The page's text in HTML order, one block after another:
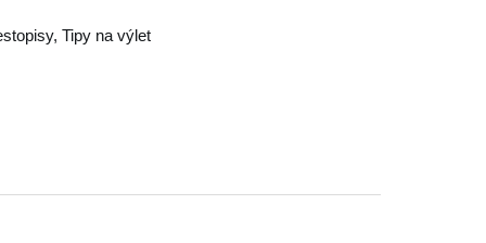
Tipy na výlet